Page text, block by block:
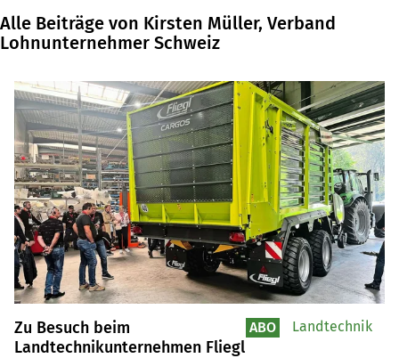
Alle Beiträge von Kirsten Müller, Verband
Lohnunternehmer Schweiz
Zu Besuch beim
Landtechnikunternehmen Fliegl
ABO Landtechnik